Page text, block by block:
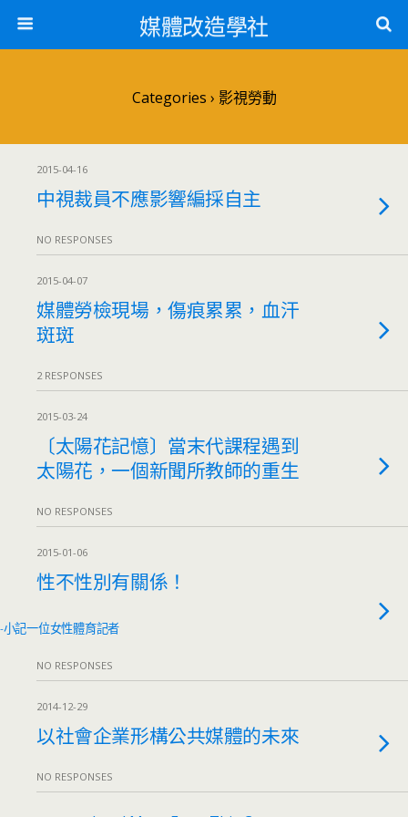
媒體改造學社
Categories › 影視勞動
2015-04-16
中視裁員不應影響編採自主
NO RESPONSES
2015-04-07
媒體勞檢現場，傷痕累累，血汗
斑斑
2 RESPONSES
2015-03-24
〔太陽花記憶〕當末代課程遇到
太陽花，一個新聞所教師的重生
NO RESPONSES
2015-01-06
性不性別有關係！
-小記一位女性體育記者
NO RESPONSES
2014-12-29
以社會企業形構公共媒體的未來
NO RESPONSES